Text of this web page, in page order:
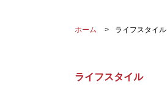
ホーム ライフスタイル
ライフスタイル